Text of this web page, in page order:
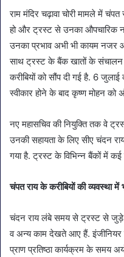
राम मंदिर चढ़ावा चोरी मामले में
हो और ट्रस्ट से उनका औपचारिक
उनका प्रभाव अभी भी कायम नजर
साथ ट्रस्ट के बैंक खातों के संचालन
करीबियों को सौंप दी गई है. 6
स्वीकार होने के बाद कृष्ण मोहन को
नए महासचिव की नियुक्ति तक वे
उनकी सहायता के लिए सीए चंदन
गया है. ट्रस्ट के विभिन्न बैंकों में कई
चंपत राय के करीबियों की व्यवस्था में
चंदन राय लंबे समय से ट्रस्ट से जुड़े
व अन्य काम देखते आए हैं.
प्राण प्रतिष्ठा कार्यक्रम के समय